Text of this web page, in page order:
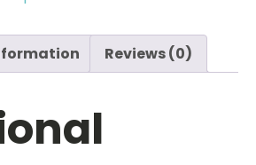
Reviews (0)